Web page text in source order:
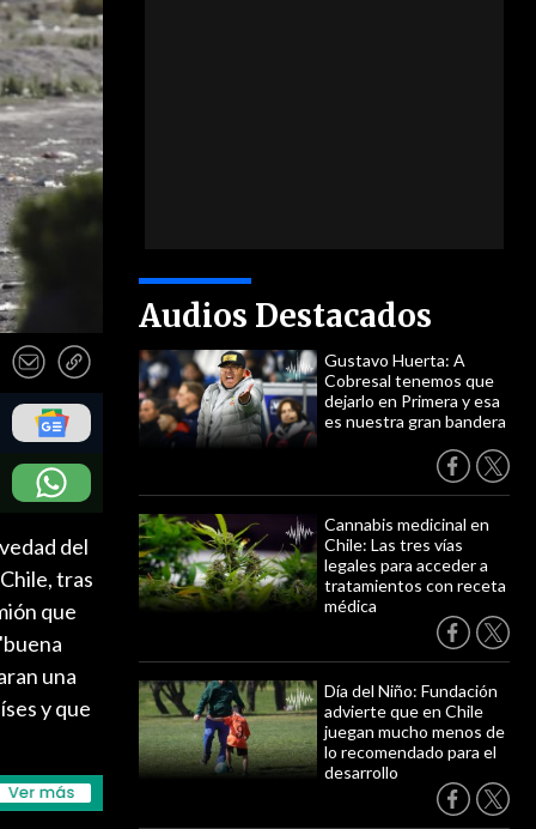
Audios Destacados
Gustavo Huerta: A
Cobresal tenemos que
dejarlo en Primera y esa
es nuestra gran bandera
Cannabis medicinal en
Chile: Las tres vías
legales para acceder a
tratamientos con receta
médica
Día del Niño: Fundación
advierte que en Chile
juegan mucho menos de
lo recomendado para el
desarrollo
del
tras
que
una
y que